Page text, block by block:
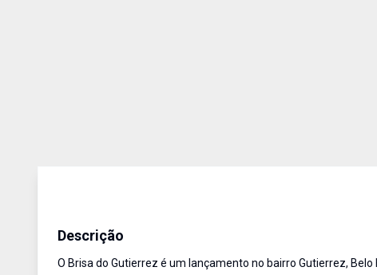
Descrição
O Brisa do Gutierrez é um lançamento no bairro Gutierrez,